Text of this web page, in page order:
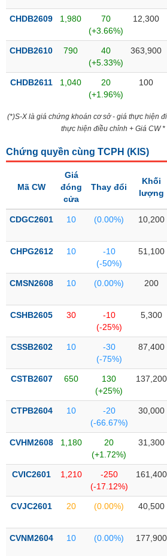
Hủy
Không
ký
quỹ
mục
phiếu
chi
Tổng
Giao
Tài
Phân
kỹ
Hồ
doanh
nghiệp
Tin
tức
kiện
CHDB2609 1,980
70
(+3.66%)
12,300
CHDB2610 790
40
(+5.33%)
363,900
CHDB2611 1,040
20
(+1.96%)
100
(*)S-X là giá chứng khoán cơ sở - giá thực hiện
thực hiện điều chỉnh + Giá CW
Chứng quyền cùng TCPH (KIS)
Mã CW
Giá
đóng
cửa
Thay đổi
Khối
lượng
CDGC2601 10 (0.00%) 10,200
CHPG2612 10
-10
(-50%)
51,100
CMSN2608 10 (0.00%) 200
CSHB2605 30
-10
(-25%)
5,300
CSSB2602 10
-30
(-75%)
87,400
CSTB2607 650
130
(+25%)
137,200
CTPB2604 10
-20
(-66.67%)
30,000
CVHM2608 1,180
20
(+1.72%)
31,300
CVIC2601 1,210
-250
(-17.12%)
161,400
CVJC2601 20 (0.00%) 40,500
CVNM2604 10 (0.00%) 177,900
PHIẾU
CÔNG
CỤ
XUẤT
DỮ
TIN
SECTOR
NGUYÊN
LIỆU